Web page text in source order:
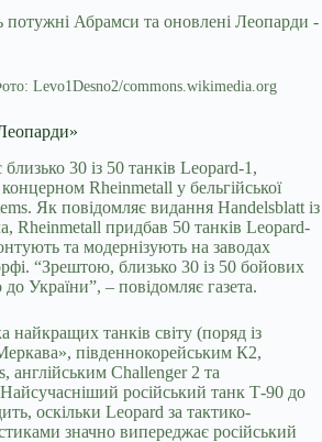
Levo1Desno2/commons.wikimedia.org
30 із 50 танків Leopard-1,
Rheinmetall у бельгійської
Як повідомляє видання Handelsblatt із
Rheinmetall придбав 50 танків Leopard-
та модернізують на заводах
“Зрештою, близько 30 із 50 бойових
до України”, – повідомляє газета.
найкращих танків світу (поряд із
південнокорейським К2,
англійським Challenger 2 та
російський танк Т-90 до
оскільки Leopard за тактико-
значно випереджає російський